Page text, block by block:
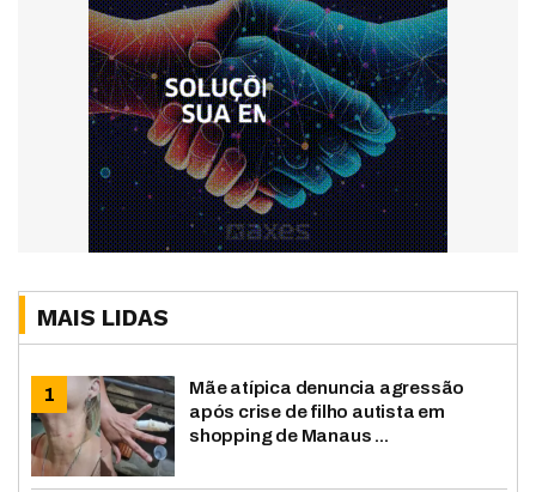
MAIS LIDAS
Mãe atípica denuncia agressão
após crise de filho autista em
shopping de Manaus ...